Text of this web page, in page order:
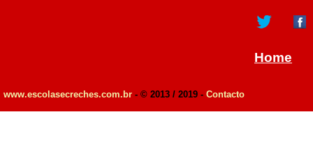
Home
www.escolasecreches.com.br - © 2013 / 2019 - Contacto